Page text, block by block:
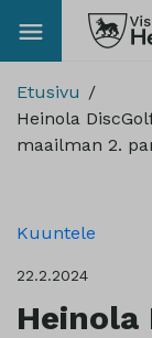
Etusivu
Heinola
maailman 2.
Kuuntele
22.2.2024
Heinola